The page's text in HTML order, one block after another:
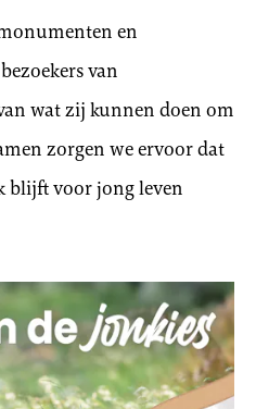
en
van
wat zij kunnen doen om
zorgen we ervoor dat
blijft voor jong leven